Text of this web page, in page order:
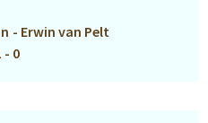
- Erwin van Pelt
- 0